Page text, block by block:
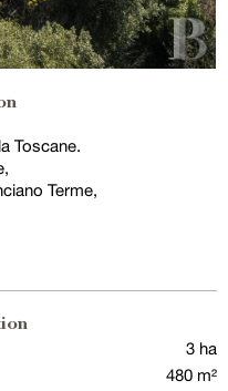
Toscane.
Terme,
3 ha
480 m²